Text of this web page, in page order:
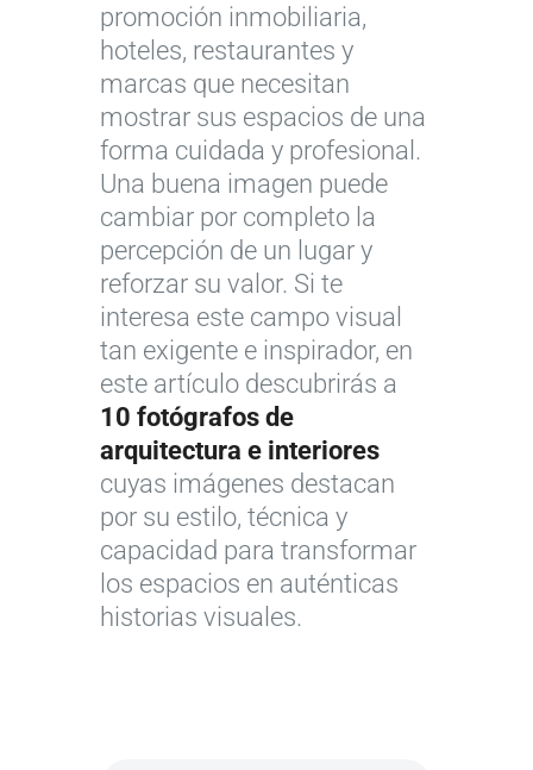
promoción inmobiliaria,
hoteles, restaurantes y
marcas que necesitan
mostrar sus espacios de una
forma cuidada y profesional.
Una buena imagen puede
cambiar por completo la
percepción de un lugar y
reforzar su valor. Si te
interesa este campo visual
tan exigente e inspirador, en
este artículo descubrirás a
10 fotógrafos de
arquitectura e interiores
cuyas imágenes destacan
por su estilo, técnica y
capacidad para transformar
los espacios en auténticas
historias visuales.